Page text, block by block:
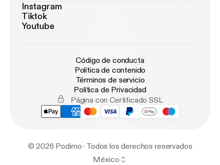
Instagram
Tiktok
Youtube
Código de conducta
Política de contenido
Términos de servicio
Política de Privacidad
Página con Certificado SSL
© 2026 Podimo · Todos los derechos reservados
México